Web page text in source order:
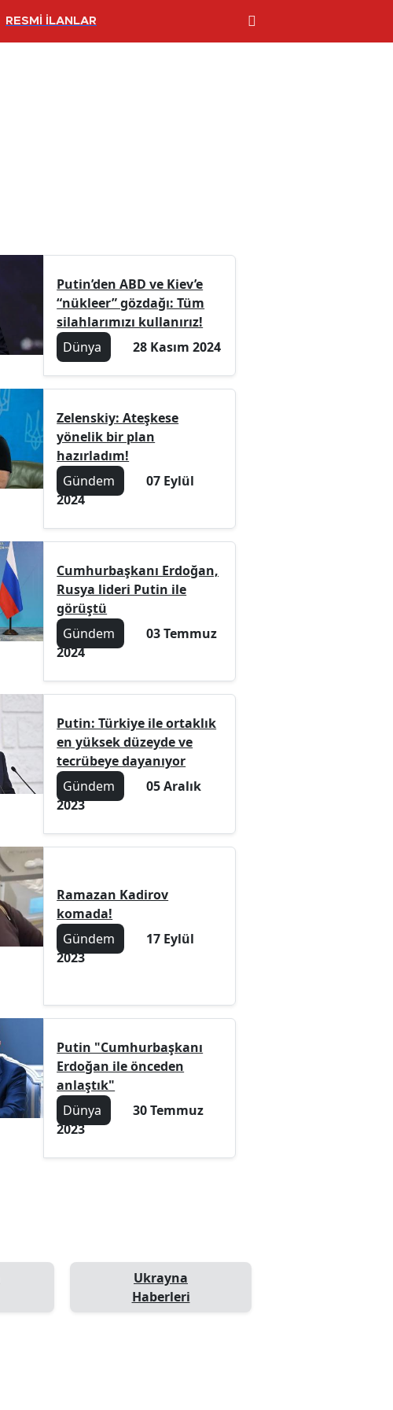
RESMİ İLANLAR
Putin’den ABD ve Kiev’e
“nükleer” gözdağı: Tüm
silahlarımızı kullanırız!
Dünya
28 Kasım 2024
Zelenskiy: Ateşkese
yönelik bir plan
hazırladım!
Gündem
07 Eylül
2024
Cumhurbaşkanı Erdoğan,
Rusya lideri Putin ile
görüştü
Gündem
03 Temmuz
2024
Putin: Türkiye ile ortaklık
en yüksek düzeyde ve
tecrübeye dayanıyor
Gündem
05 Aralık
2023
Ramazan Kadirov
komada!
Gündem
17 Eylül
2023
Putin "Cumhurbaşkanı
Erdoğan ile önceden
anlaştık"
Dünya
30 Temmuz
2023
Ukrayna
Haberleri